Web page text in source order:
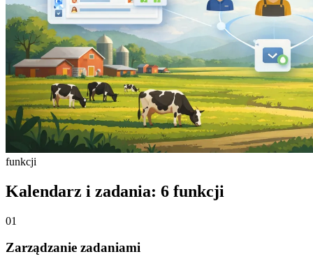
funkcji
Kalendarz i zadania: 6 funkcji
01
Zarządzanie zadaniami